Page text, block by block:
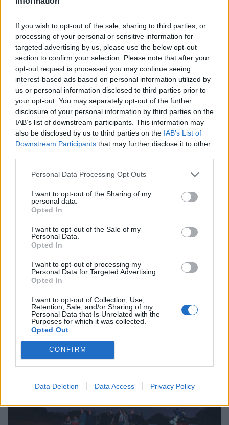
If you wish to opt-out of the sale, sharing to third parties, or
processing of your personal or sensitive information for
targeted advertising by us, please use the below opt-out
section to confirm your selection. Please note that after your
opt-out request is processed you may continue seeing
interest-based ads based on personal information utilized by
us or personal information disclosed to third parties prior to
your opt-out. You may separately opt-out of the further
disclosure of your personal information by third parties on the
IAB’s list of downstream participants. This information may
also be disclosed by us to third parties on the IAB’s List of
Downstream Participants that may further disclose it to other
Personal Data Processing Opt Outs
I want to opt-out of the Sharing of my
personal data.
Opted In
I want to opt-out of the Sale of my
Personal Data.
Opted In
I want to opt-out of processing my
Personal Data for Targeted Advertising.
Opted In
I want to opt-out of Collection, Use,
Retention, Sale, and/or Sharing of my
Personal Data that Is Unrelated with the
Purposes for which it was collected.
Opted Out
CONFIRM
Data Deletion Data Access Privacy Policy
Σχετικά Άρθρα